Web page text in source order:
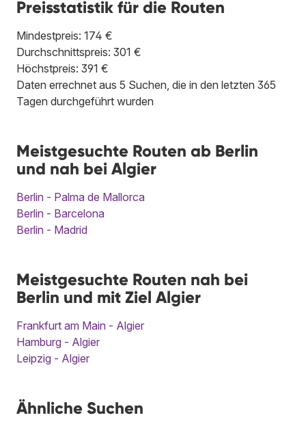
Preisstatistik für die Routen
Mindestpreis: 174 €
Durchschnittspreis: 301 €
Höchstpreis: 391 €
Daten errechnet aus 5 Suchen, die in den letzten 365
Tagen durchgeführt wurden
Meistgesuchte Routen ab Berlin
und nah bei Algier
Berlin - Palma de Mallorca
Berlin - Barcelona
Berlin - Madrid
Meistgesuchte Routen nah bei
Berlin und mit Ziel Algier
Frankfurt am Main - Algier
Hamburg - Algier
Leipzig - Algier
Ähnliche Suchen